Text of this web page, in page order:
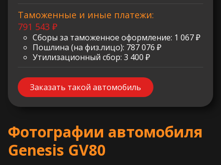
Таможенные и иные платежи:
791 543 ₽
Сборы за таможенное оформление: 1 067 ₽
Пошлина (на физ.лицо): 787 076 ₽
Утилизационный сбор: 3 400 ₽
Заказать такой автомобиль
Фотографии автомобиля
Genesis GV80